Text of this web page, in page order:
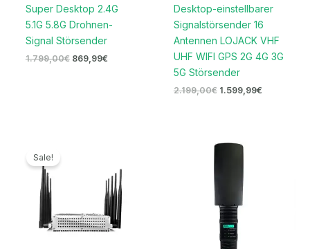
Super Desktop 2.4G
5.1G 5.8G Drohnen-
Signal Störsender
1.799,00€ 869,99€
Desktop-einstellbarer
Signalstörsender 16
Antennen LOJACK VHF
UHF WIFI GPS 2G 4G 3G
5G Störsender
2.199,00€ 1.599,99€
Sale!
399,99€.